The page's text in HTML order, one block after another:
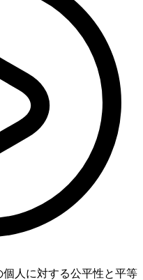
個人に対する公平性と平等